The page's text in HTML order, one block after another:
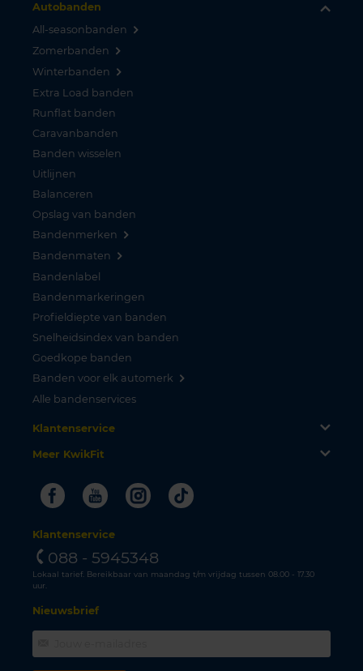
Autobanden
All-seasonbanden
Zomerbanden
Winterbanden
Extra Load banden
Runflat banden
Caravanbanden
Banden wisselen
Uitlijnen
Balanceren
Opslag van banden
Bandenmerken
Bandenmaten
Bandenlabel
Bandenmarkeringen
Profieldiepte van banden
Snelheidsindex van banden
Goedkope banden
Banden voor elk automerk
Alle bandenservices
Klantenservice
Meer KwikFit
FacebookYoutubeInstagram
Tiktok
Klantenservice
088 - 5945348
Lokaal tarief. Bereikbaar van maandag t/m vrijdag tussen 08.00 - 17.30
uur.
Nieuwsbrief